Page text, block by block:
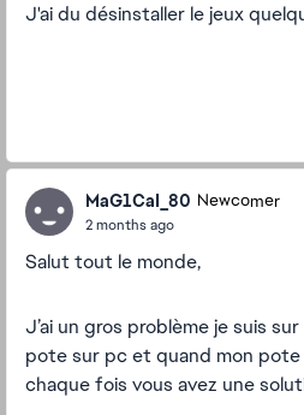
J'ai du désinstaller le jeux
MaG1CaI_80 Newcomer
2 months ago
Salut tout le monde,
J’ai un gros problème je suis
pote sur pc et quand mon pote
chaque fois vous avez une